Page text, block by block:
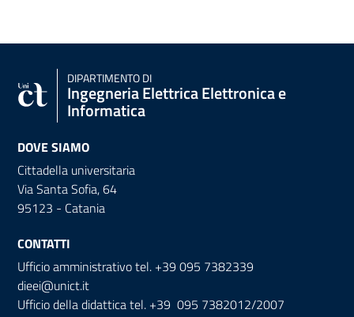
DIPARTIMENTO DI
Ingegneria Elettrica Elettronica e
Informatica
DOVE SIAMO
Cittadella universitaria
Via Santa Sofia, 64
95123 - Catania
CONTATTI
Ufficio amministrativo tel. +39 095 7382339
dieei@unict.it
Ufficio della didattica tel. +39 095 7382012/2007